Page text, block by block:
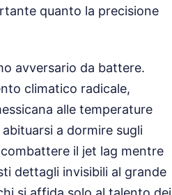
quanto la precisione
avversario da battere.
climatico radicale,
alle temperature
a dormire sugli
il jet lag mentre
dettagli invisibili al grande